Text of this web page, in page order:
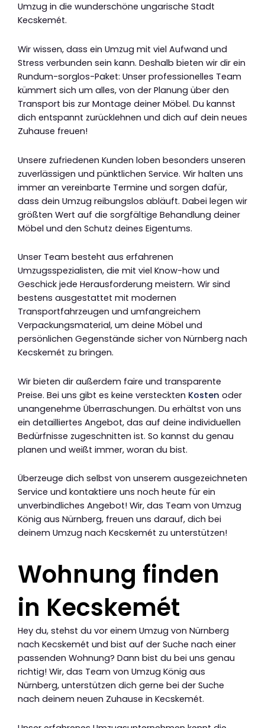
Umzug in die wunderschöne ungarische Stadt
Kecskemét.
Wir wissen, dass ein Umzug mit viel Aufwand und
Stress verbunden sein kann. Deshalb bieten wir dir ein
Rundum-sorglos-Paket: Unser professionelles Team
kümmert sich um alles, von der Planung über den
Transport bis zur Montage deiner Möbel. Du kannst
dich entspannt zurücklehnen und dich auf dein neues
Zuhause freuen!
Unsere zufriedenen Kunden loben besonders unseren
zuverlässigen und pünktlichen Service. Wir halten uns
immer an vereinbarte Termine und sorgen dafür,
dass dein Umzug reibungslos abläuft. Dabei legen wir
größten Wert auf die sorgfältige Behandlung deiner
Möbel und den Schutz deines Eigentums.
Unser Team besteht aus erfahrenen
Umzugsspezialisten, die mit viel Know-how und
Geschick jede Herausforderung meistern. Wir sind
bestens ausgestattet mit modernen
Transportfahrzeugen und umfangreichem
Verpackungsmaterial, um deine Möbel und
persönlichen Gegenstände sicher von Nürnberg nach
Kecskemét zu bringen.
Wir bieten dir außerdem faire und transparente
Preise. Bei uns gibt es keine versteckten Kosten oder
unangenehme Überraschungen. Du erhältst von uns
ein detailliertes Angebot, das auf deine individuellen
Bedürfnisse zugeschnitten ist. So kannst du genau
planen und weißt immer, woran du bist.
Überzeuge dich selbst von unserem ausgezeichneten
Service und kontaktiere uns noch heute für ein
unverbindliches Angebot! Wir, das Team von Umzug
König aus Nürnberg, freuen uns darauf, dich bei
deinem Umzug nach Kecskemét zu unterstützen!
Wohnung finden
in Kecskemét
Hey du, stehst du vor einem Umzug von Nürnberg
nach Kecskemét und bist auf der Suche nach einer
passenden Wohnung? Dann bist du bei uns genau
richtig! Wir, das Team von Umzug König aus
Nürnberg, unterstützen dich gerne bei der Suche
nach deinem neuen Zuhause in Kecskemét.